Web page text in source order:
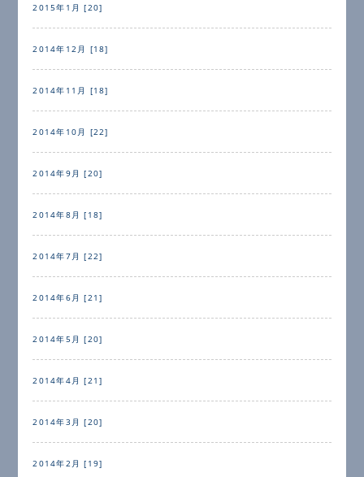
2015年1月 [20]
2014年12月 [18]
2014年11月 [18]
2014年10月 [22]
2014年9月 [20]
2014年8月 [18]
2014年7月 [22]
2014年6月 [21]
2014年5月 [20]
2014年4月 [21]
2014年3月 [20]
2014年2月 [19]